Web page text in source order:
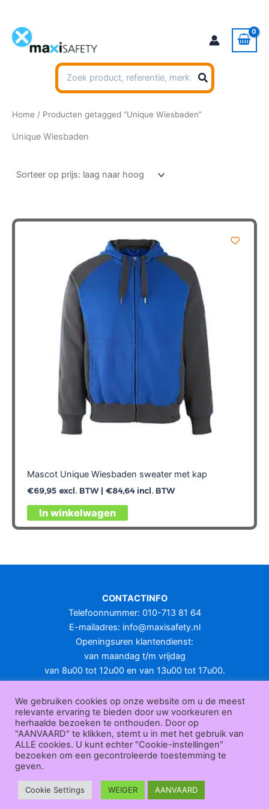
inhoud
Zoeken
naar:
Home / Producten getagged “Unique Wiesbaden”
Unique Wiesbaden
Mascot Unique Wiesbaden sweater met kap
€69,95excl. BTW | €84,64incl. BTW
In winkelwagen
Dit
product
variaties.
optie
gekozen
worden
op
productpagina
CONTACTINFO
Telefoonnummer: 010-713 81 64
E-mailadres: info@maxisafety.nl
Openingsuren klantendienst:
van maandag t/m vrijdag
van 8u00 tot 12u00 en van 13u00 tot 17u00.
KLANTENSERVICE
Over
ons|Bedrijfsgegevens| F.A.Q.|Bestelprocedure | Betaling
ending | Retourneren|Herroepingsrecht|Herroepingsfunctie
ederverkoop|Bedrukken|Contact
Algemene voorwaarden
Maxisafety.nl © 2026
We gebruiken cookies op onze website om u de meest
relevante ervaring te bieden door uw voorkeuren en
herhaalde bezoeken te onthouden. Door op
"AANVAARD" te klikken, stemt u in met het gebruik van
ALLE cookies. U kunt echter "Cookie-instellingen"
bezoeken om een gecontroleerde toestemming te
geven.
Cookie Settings WEIGER AANVAARD